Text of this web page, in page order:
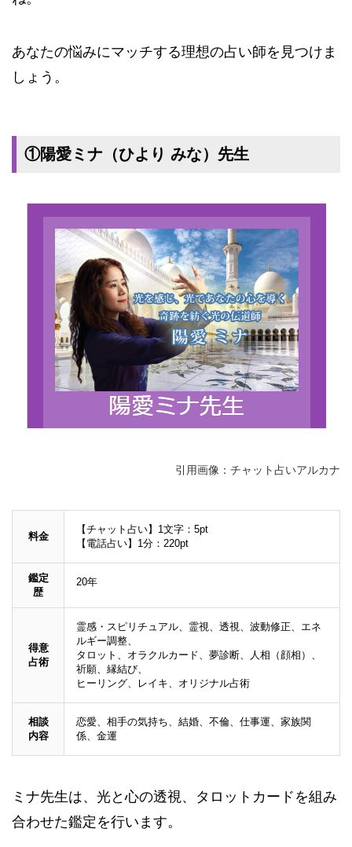
あなたの悩みにマッチする理想の占い師を見つけま
しょう。
①陽愛ミナ（ひより みな）先生
引用画像：チャット占いアルカナ
料金
【チャット占い】1文字：5pt
【電話占い】1分：220pt
鑑定
歴
20年
得意
占術
霊感・スピリチュアル、霊視、透視、波動修正、エネ
ルギー調整、
タロット、オラクルカード、夢診断、人相（顔相）、
祈願、縁結び、
ヒーリング、レイキ、オリジナル占術
相談
内容
恋愛、相手の気持ち、結婚、不倫、仕事運、家族関
係、金運
ミナ先生は、光と心の透視、タロットカードを組み
合わせた鑑定を行います。